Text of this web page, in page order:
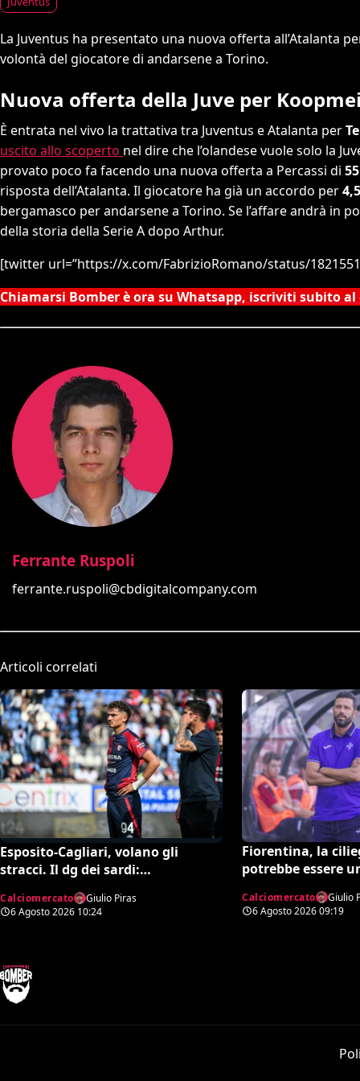
La Juventus ha presentato una nuova offerta all’Atalanta
volontà del giocatore di andarsene a Torino.
Nuova offerta della Juve per
È entrata nel vivo la trattativa tra Juventus e Atalanta per
uscito allo scoperto nel dire che l’olandese vuole solo la
provato poco fa facendo una nuova offerta a Percassi di
risposta dell’Atalanta. Il giocatore ha già un accordo per
bergamasco per andarsene a Torino. Se l’affare andrà in
della storia della Serie A dopo Arthur.
[twitter url=”https://x.com/FabrizioRomano/status/
Chiamarsi Bomber è ora su Whatsapp, iscriviti subito al
Ferrante Ruspoli
ferrante.ruspoli@cbdigitalcompany.com
Articoli correlati
Esposito-Cagliari, volano gli
stracci. Il dg dei sardi:
maniera durissima
Calciomercato
Giulio Piras
6 Agosto 2026 10:24
Fiorentina, la
potrebbe essere
Calciomercato
Giulio
6 Agosto 202609:19